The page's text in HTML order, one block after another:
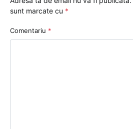
sunt marcate cu *
Comentariu *